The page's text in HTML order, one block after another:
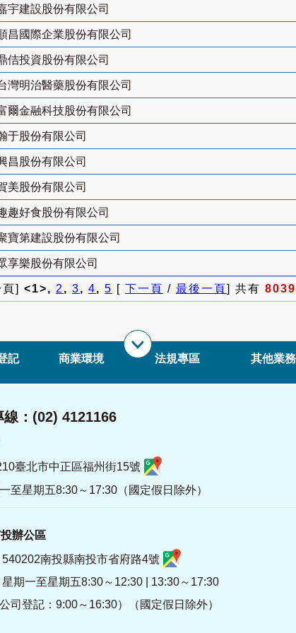
宇建設股份有限公司
昌國際企業股份有限公司
佶投資股份有限公司
灣明治醫藥股份有限公司
爾金融科技股份有限公司
于股份有限公司
昌股份有限公司
美股份有限公司
趣好食股份有限公司
寶第建設股份有限公司
享樂股份有限公司
] <1>, 2, 3, 4, 5 [ 下一頁 / 最後一頁] 共有 8039
記 商業環境 法規專區 其他業務
：(02) 4121166
臺北市中正區福州街15號
至星期五8:30～17:30（國定假日除外）
辦公區
540202南投縣南投市省府路4號
期一至星期五8:30～12:30 | 13:30～17:30
公司登記：9:00～16:30）（國定假日除外）